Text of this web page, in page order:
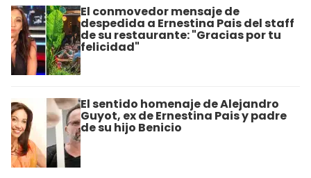
El conmovedor mensaje de
despedida a Ernestina Pais del staff
de su restaurante: "Gracias por tu
felicidad"
El sentido homenaje de Alejandro
Guyot, ex de Ernestina Pais y padre
de su hijo Benicio